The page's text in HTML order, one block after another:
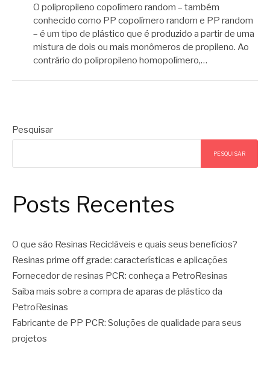
O polipropileno copolímero random – também
conhecido como PP copolímero random e PP random
– é um tipo de plástico que é produzido a partir de uma
mistura de dois ou mais monômeros de propileno. Ao
contrário do polipropileno homopolímero,…
Pesquisar
PESQUISAR
Posts Recentes
O que são Resinas Recicláveis e quais seus benefícios?
Resinas prime off grade: características e aplicações
Fornecedor de resinas PCR: conheça a PetroResinas
Saiba mais sobre a compra de aparas de plástico da
PetroResinas
Fabricante de PP PCR: Soluções de qualidade para seus
projetos